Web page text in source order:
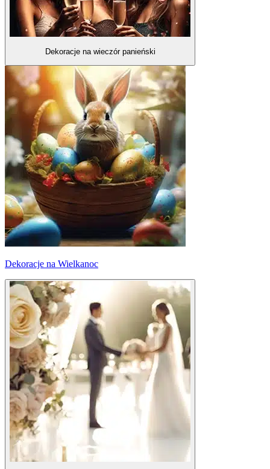
Dekoracje na wieczór panieński
Dekoracje na Wielkanoc